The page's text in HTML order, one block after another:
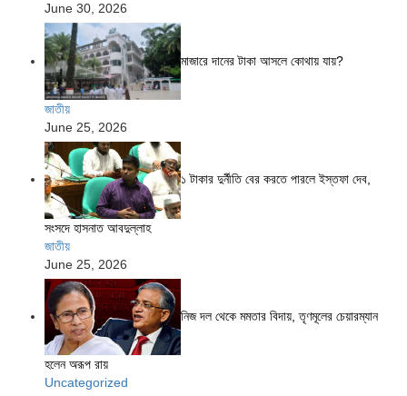
June 30, 2026
মাজারে দানের টাকা আসলে কোথায় যায়?
জাতীয়
June 25, 2026
১ টাকার দুর্নীতি বের করতে পারলে ইস্তফা দেব,
সংসদে হাসনাত আবদুল্লাহ
জাতীয়
June 25, 2026
নিজ দল থেকে মমতার বিদায়, তৃণমূলের চেয়ারম্যান
হলেন অরূপ রায়
Uncategorized